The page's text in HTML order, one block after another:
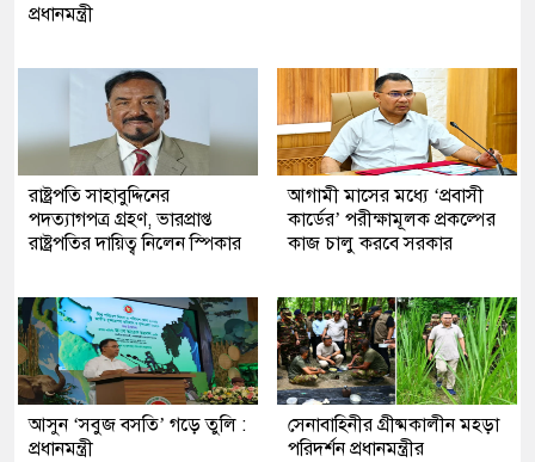
প্রধানমন্ত্রী
রাষ্ট্রপতি সাহাবুদ্দিনের
পদত্যাগপত্র গ্রহণ, ভারপ্রাপ্ত
রাষ্ট্রপতির দায়িত্ব নিলেন স্পিকার
আগামী মাসের মধ্যে ‘প্রবাসী
কার্ডের’ পরীক্ষামূলক প্রকল্পের
কাজ চালু করবে সরকার
আসুন ‘সবুজ বসতি’ গড়ে তুলি :
প্রধানমন্ত্রী
সেনাবাহিনীর গ্রীষ্মকালীন মহড়া
পরিদর্শন প্রধানমন্ত্রীর